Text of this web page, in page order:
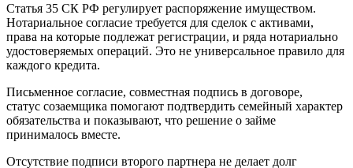
Статья 35 СК РФ регулирует распоряжение имуществом.
Нотариальное согласие требуется для сделок с активами,
права на которые подлежат регистрации, и ряда нотариально
удостоверяемых операций. Это не универсальное правило для
каждого кредита.
Письменное согласие, совместная подпись в договоре,
статус созаемщика помогают подтвердить семейный характер
обязательства и показывают, что решение о займе
принималось вместе.
Отсутствие подписи второго партнера не делает долг